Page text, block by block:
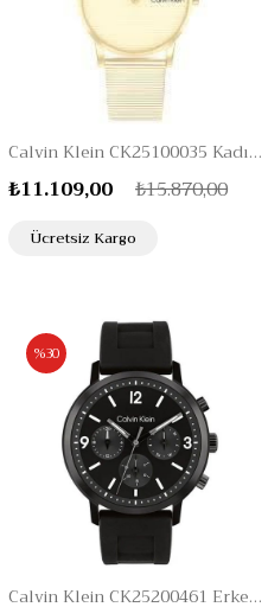
Calvin Klein CK25100035 Kadın Kol Saati
₺11.109,00 ₺15.870,00
Ücretsiz Kargo
Calvin Klein CK25200461 Erkek Kol Saati
%30